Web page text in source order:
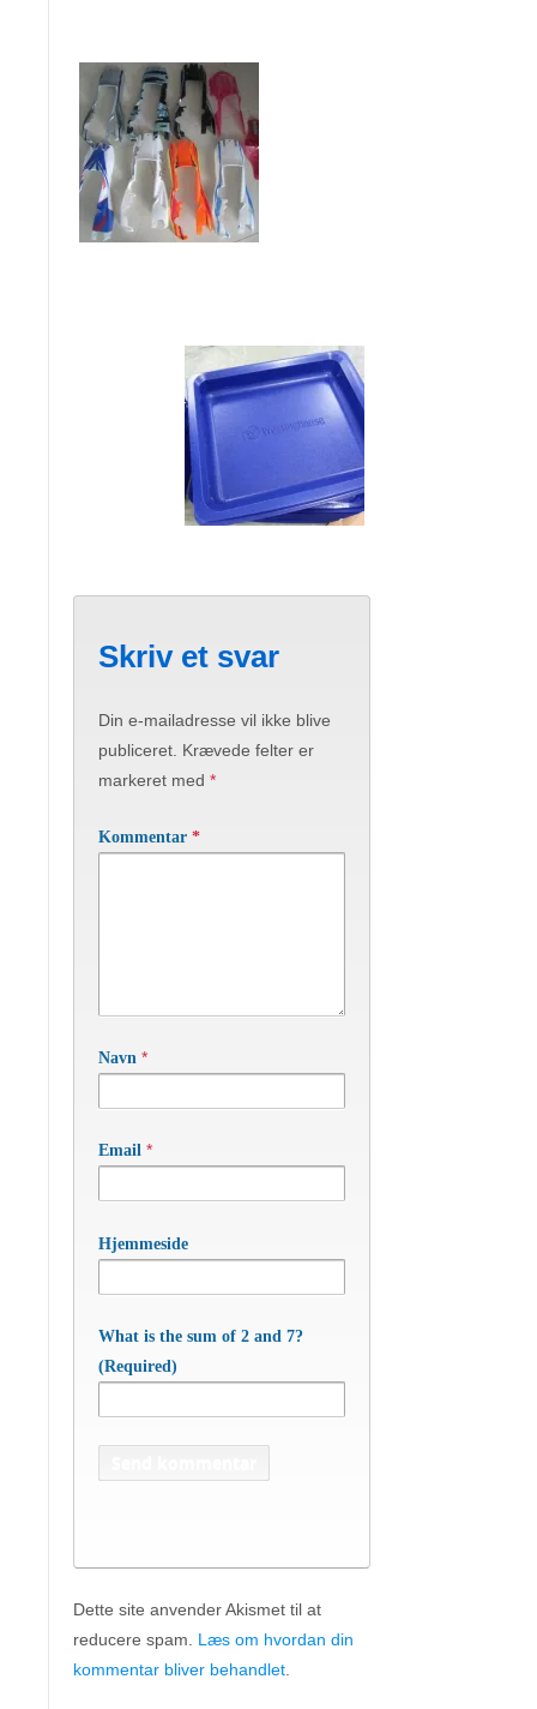
Skriv et svar
Din e-mailadresse vil ikke blive
publiceret. Krævede felter er
markeret med *
Kommentar *
Navn *
Email *
Hjemmeside
What is the sum of 2 and 7?
(Required)
Dette site anvender Akismet til at
reducere spam. Læs om hvordan din
kommentar bliver behandlet.
APC Asian Production & Components
ApS• Sundkrogen 35 • DK-6400 Sønderborg •
Tlf:74 48 50 05• Fax: 74 48 50 45